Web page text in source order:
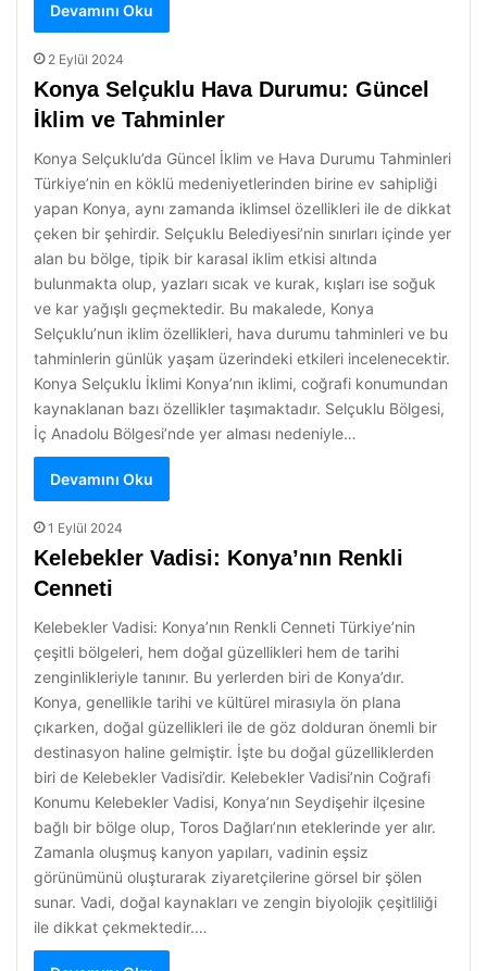
Devamını Oku
2 Eylül 2024
Konya Selçuklu Hava Durumu: Güncel
İklim ve Tahminler
Konya Selçuklu’da Güncel İklim ve Hava Durumu Tahminleri
Türkiye’nin en köklü medeniyetlerinden birine ev sahipliği
yapan Konya, aynı zamanda iklimsel özellikleri ile de dikkat
çeken bir şehirdir. Selçuklu Belediyesi’nin sınırları içinde yer
alan bu bölge, tipik bir karasal iklim etkisi altında
bulunmakta olup, yazları sıcak ve kurak, kışları ise soğuk
ve kar yağışlı geçmektedir. Bu makalede, Konya
Selçuklu’nun iklim özellikleri, hava durumu tahminleri ve bu
tahminlerin günlük yaşam üzerindeki etkileri incelenecektir.
Konya Selçuklu İklimi Konya’nın iklimi, coğrafi konumundan
kaynaklanan bazı özellikler taşımaktadır. Selçuklu Bölgesi,
İç Anadolu Bölgesi’nde yer alması nedeniyle…
Devamını Oku
1 Eylül 2024
Kelebekler Vadisi: Konya’nın Renkli
Cenneti
Kelebekler Vadisi: Konya’nın Renkli Cenneti Türkiye’nin
çeşitli bölgeleri, hem doğal güzellikleri hem de tarihi
zenginlikleriyle tanınır. Bu yerlerden biri de Konya’dır.
Konya, genellikle tarihi ve kültürel mirasıyla ön plana
çıkarken, doğal güzellikleri ile de göz dolduran önemli bir
destinasyon haline gelmiştir. İşte bu doğal güzelliklerden
biri de Kelebekler Vadisi’dir. Kelebekler Vadisi’nin Coğrafi
Konumu Kelebekler Vadisi, Konya’nın Seydişehir ilçesine
bağlı bir bölge olup, Toros Dağları’nın eteklerinde yer alır.
Zamanla oluşmuş kanyon yapıları, vadinin eşsiz
görünümünü oluşturarak ziyaretçilerine görsel bir şölen
sunar. Vadi, doğal kaynakları ve zengin biyolojik çeşitliliği
ile dikkat çekmektedir.…